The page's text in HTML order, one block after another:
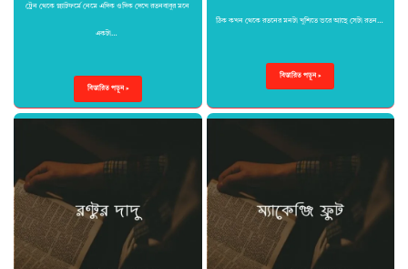
ট্রেন থেকে প্ল্যাটফর্মে নেমে এদিক ওদিক দেখে রতনবাবুর মনে
একটা…
বিস্তারিত পড়ুন »
ঠিক কখন থেকে রতনের মনটা খুশিতে ভরে আছে সেটা রতন…
বিস্তারিত পড়ুন »